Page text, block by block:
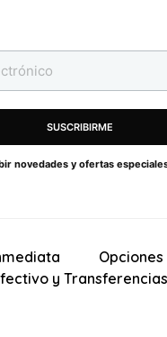
SUSCRIBIRME
novedades y ofertas
y Transferencias